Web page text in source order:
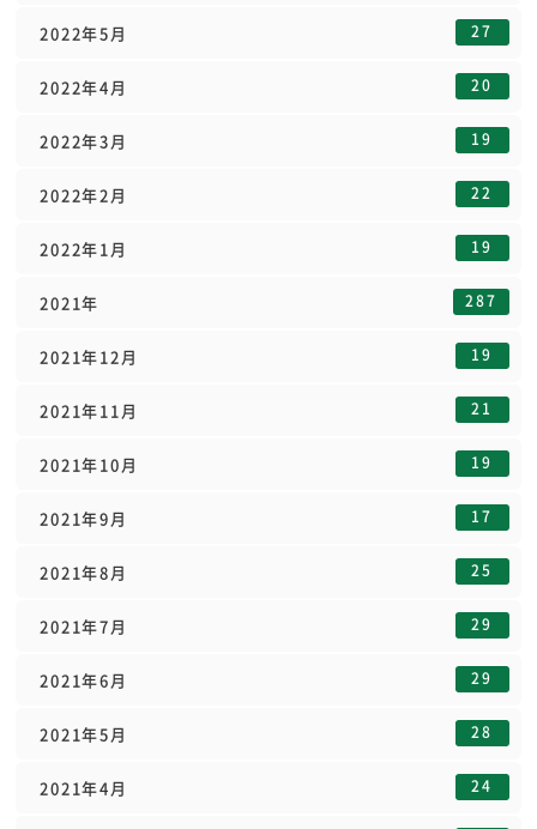
2022年5月 27
2022年4月 20
2022年3月 19
2022年2月 22
2022年1月 19
2021年 287
2021年12月 19
2021年11月 21
2021年10月 19
2021年9月 17
2021年8月 25
2021年7月 29
2021年6月 29
2021年5月 28
2021年4月 24